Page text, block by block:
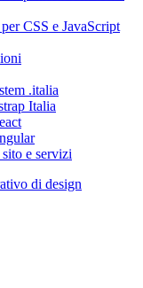
CSS e JavaScript
.italia
Italia
e servizi
di design